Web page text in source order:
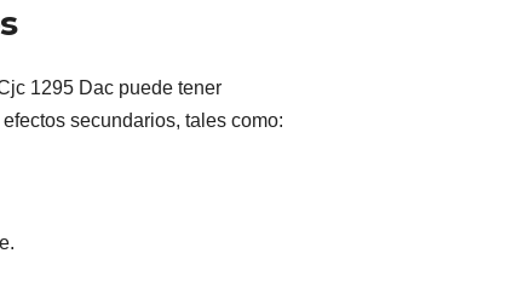
1295 Dac puede tener
secundarios, tales como: